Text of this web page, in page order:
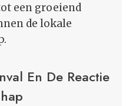
een groeiend
de lokale
En De Reactie